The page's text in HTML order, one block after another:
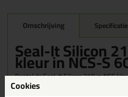
Omschrijving
Seal-It Silicon
kleur in NCS-S
Bestel de Seal-It Silicon 218 in NCS
vandaag nog! Vandaag besteld = morgen
Cookies